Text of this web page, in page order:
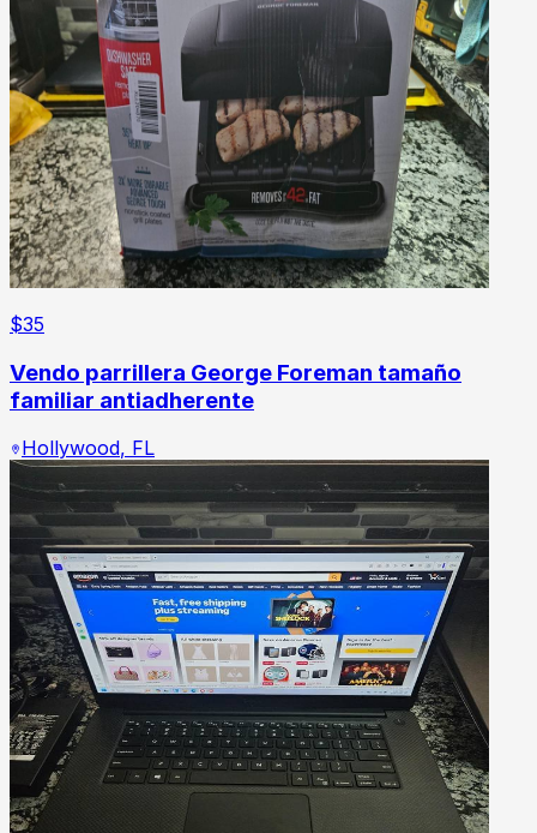
$35
Vendo parrillera George Foreman tamaño
familiar antiadherente
Hollywood, FL